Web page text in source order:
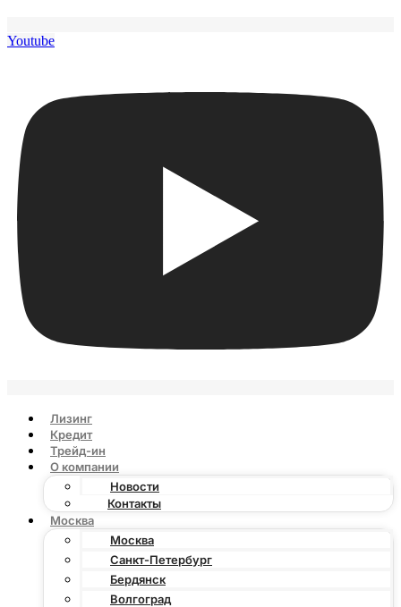
Youtube
Лизинг
Кредит
Трейд-ин
О компании
Новости
Контакты
Москва
Москва
Санкт-Петербург
Бердянск
Волгоград